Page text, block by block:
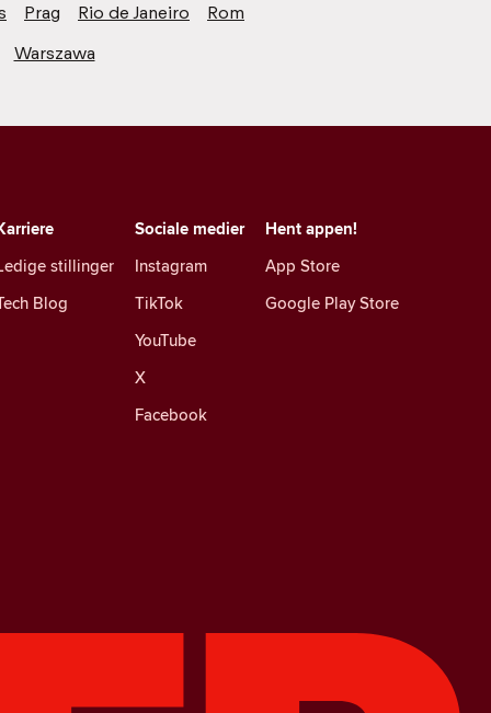
Prag Rio de Janeiro
Rom
Warszawa
Sociale medier
Instagram
TikTok
YouTube
X
Facebook
stillinger
Blog
Hent appen!
App Store
Google Play Store